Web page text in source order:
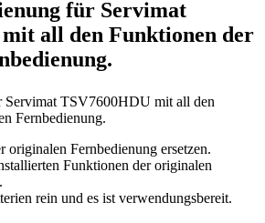
für Servimat
mit all den Funktionen der
Servimat TSV7600HDU mit all den
Fernbedienung.
Fernbedienung ersetzen.
Funktionen der originalen
rein und es ist verwendungsbereit.